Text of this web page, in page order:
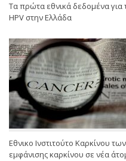
Τα πρώτα εθνικά δεδομένα για
HPV στην Ελλάδα
Εθνικο Ινστιτούτο Καρκίνου
εμφάνισης καρκίνου σε νέα